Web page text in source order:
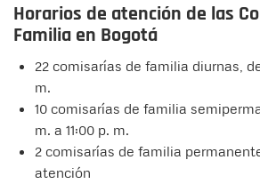
Horarios de atención de las
Familia en Bogotá
22 comisarías de familia diurnas,
m.
10 comisarías de familia
m. a 11:00 p. m.
2 comisarías de familia
atención